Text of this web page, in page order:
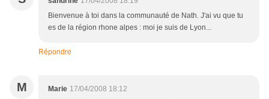
Bienvenue à toi dans la communauté de Nath. J'ai vu que tu
es de la région rhone alpes : moi je suis de Lyon...
Répondre
M Marie 17/04/2008 18:12